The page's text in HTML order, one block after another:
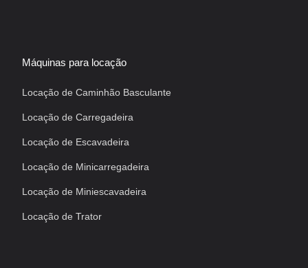
Máquinas para locação
Locação de Caminhão Basculante
Locação de Carregadeira
Locação de Escavadeira
Locação de Minicarregadeira
Locação de Miniescavadeira
Locação de Trator